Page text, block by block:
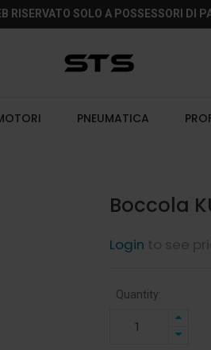
RISERVATO SOLO A POSSESSORI DI
PNEUMATICA
Boccola
Login to see
Quantity: